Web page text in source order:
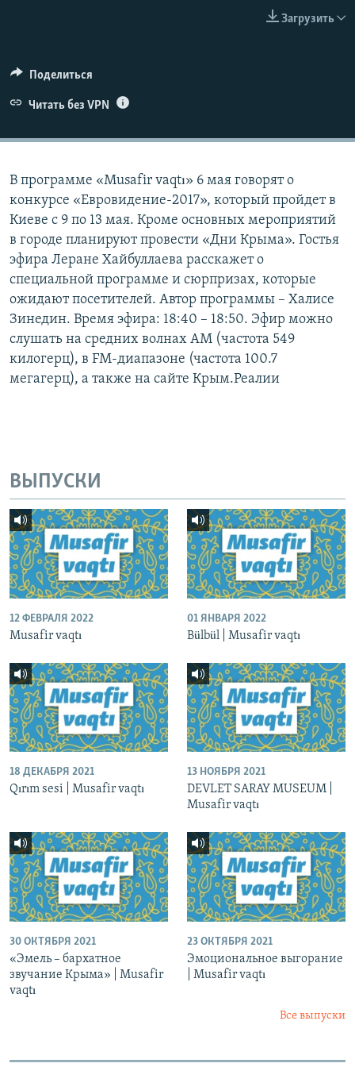
ELIFBE
УКРАИНСКАЯ ПРОБЛЕМА КРЫМА
Загрузить
Поделиться
Читать без VPN
В программе «Musafir vaqtı» 6 мая говорят о
конкурсе «Евровидение-2017», который пройдет в
Киеве с 9 по 13 мая. Кроме основных мероприятий
в городе планируют провести «Дни Крыма». Гостья
эфира Леране Хайбуллаева расскажет о
специальной программе и сюрпризах, которые
ожидают посетителей. Автор программы – Халисе
Зинедин. Время эфира: 18:40 – 18:50. Эфир можно
слушать на средних волнах AM (частота 549
килогерц), в FM-диапазоне (частота 100.7
мегагерц), а также на сайте Крым.Реалии
ВЫПУСКИ
12 ФЕВРАЛЯ 2022
Musafir vaqtı
01 ЯНВАРЯ 2022
Bülbül | Musafir vaqtı
18 ДЕКАБРЯ 2021
Qırım sesi | Musafir vaqtı
13 НОЯБРЯ 2021
DEVLET SARAY MUSEUM |
Musafir vaqtı
30 ОКТЯБРЯ 2021
«Эмель – бархатное
звучание Крыма» | Musafir
vaqtı
23 ОКТЯБРЯ 2021
Эмоциональное выгорание
| Musafir vaqtı
Все выпуски